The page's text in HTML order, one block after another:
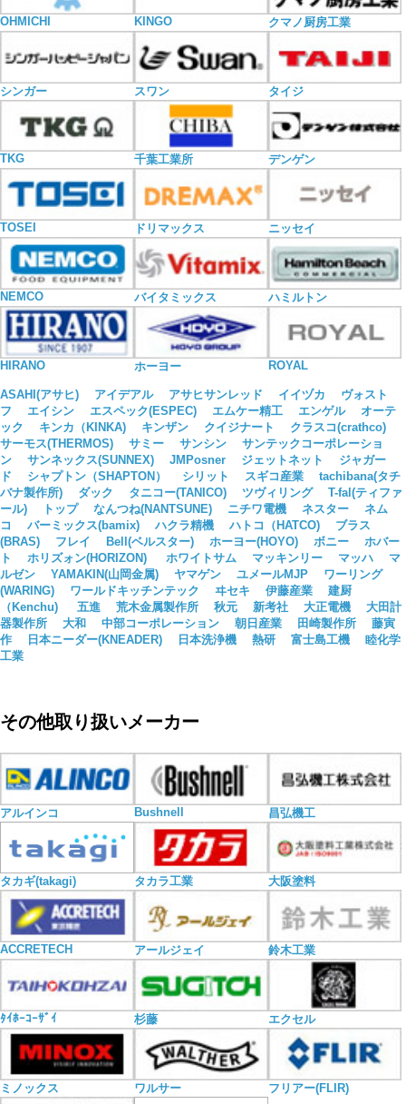
OHMICHI KINGO クマノ厨房工業
シンガー スワン タイジ
TKG 千葉工業所 デンゲン
TOSEI ドリマックス ニッセイ
NEMCO バイタミックス ハミルトン
HIRANO ホーヨー ROYAL
ASAHI(アサヒ) アイデアル アサヒサンレッド イイヅカ
ヴォスト
フ
エイシン エスペック(ESPEC) エムケー精工 エンゲル
オーテ
ック
キンカ（KINKA) キンザン クイジナート
クラスコ(crathco)
サーモス(THERMOS)
サミー サンシン
サンテックコーポレーショ
ン
サンネックス(SUNNEX) JMPosner ジェットネット
ジャガー
ド
シャプトン（SHAPTON） シリット スギコ産業
tachibana(タチ
バナ製作所)
ダック タニコー(TANICO) ツヴィリング
T-fal(ティファ
ール)
トップ なんつね(NANTSUNE) ニチワ電機 ネスター
ネム
コ
バーミックス(bamix) ハクラ精機 ハトコ（HATCO)
ブラス
(BRAS)
フレイ Bell(ベルスター) ホーヨー(HOYO) ボニー
ホバー
ト
ホリズォン(HORIZON) ホワイトサム マッキンリー マッハ
マ
ルゼン
YAMAKIN(山岡金属) ヤマゲン ユメールMJP
ワーリング
(WARING)
ワールドキッチンテック ヰセキ 伊藤産業
建厨
（Kenchu)
五進 荒木金属製作所 秋元 新考社 大正電機
大田計
器製作所
大和 中部コーポレーション 朝日産業 田崎製作所
藤寅
作
日本ニーダー(KNEADER) 日本洗浄機 熱研 富士島工機
睦化学
工業
その他取り扱いメーカー
アルインコ Bushnell 昌弘機工
タカギ(takagi) タカラ工業 大阪塗料
ACCRETECH アールジェイ 鈴木工業
ﾀｲﾎｰｺｰｻﾞｲ 杉藤 エクセル
ミノックス ワルサー フリアー(FLIR)